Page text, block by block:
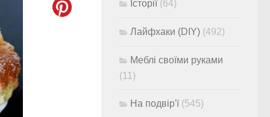
Історії(64)
Лайфхаки (DIY) (492)
Меблі своїми руками
(11)
На подвір'ї(545)